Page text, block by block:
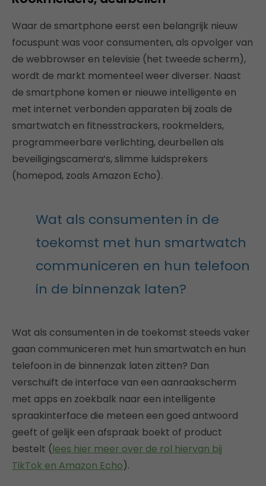
Waar de smartphone eerst een belangrijk nieuw
focuspunt was voor consumenten, als opvolger van
de webbrowser en televisie (het tweede scherm),
wordt de markt momenteel weer diverser. Naast
de smartphone komen er nieuwe intelligente en
met internet verbonden apparaten bij zoals de
smartwatch en fitnesstrackers, rookmelders,
programmeerbare verlichting, deurbellen als
beveiligingscamera’s, slimme luidsprekers
(homepod, zoals Amazon Echo).
Wat als consumenten in de
toekomst met hun smartwatch
communiceren en hun telefoon
in de binnenzak laten?
Wat als consumenten in de toekomst steeds vaker
gaan communiceren met hun smartwatch en hun
telefoon in de binnenzak laten zitten? Dan
verschuift de interface van een aanraakscherm
met apps en zoekbalk naar een intelligente
spraakinterface die meteen een goed antwoord
geeft of gelijk een afspraak boekt of product
bestelt (lees hier meer over de rol hiervan bij
TikTok en Amazon Echo).